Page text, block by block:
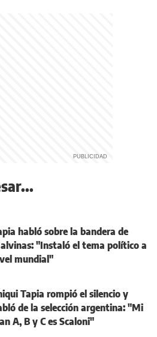
habló sobre la bandera de
"Instaló el tema político a
mundial"
Tapia rompió el silencio y
de la selección argentina: "Mi
A, B y C es Scaloni"